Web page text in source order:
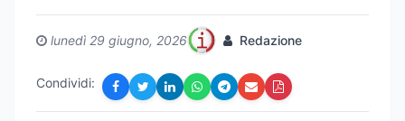
lunedì 29 giugno, 2026 Redazione
Condividi: